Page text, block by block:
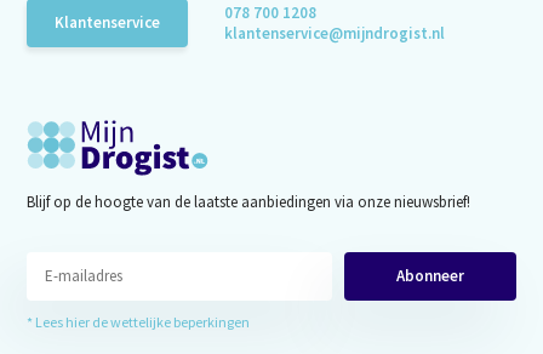
Klantenservice
078 700 1208
klantenservice@mijndrogist.nl
Blijf op de hoogte van de laatste aanbiedingen via onze nieuwsbrief!
Abonneer
* Lees hier de wettelijke beperkingen